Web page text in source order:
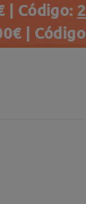
| Código:
|